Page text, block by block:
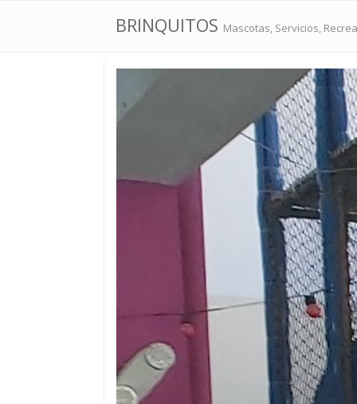
BRINQUITOS Mascotas, Servicios,